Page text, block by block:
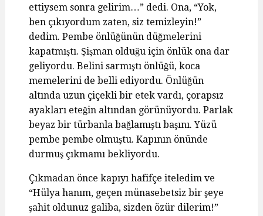
ettiysem sonra gelirim…” dedi. Ona, “Yok,
ben çıkıyordum zaten, siz temizleyin!”
dedim. Pembe önlüğünün düğmelerini
kapatmıştı. Şişman olduğu için önlük ona dar
geliyordu. Belini sarmıştı önlüğü, koca
memelerini de belli ediyordu. Önlüğün
altında uzun çiçekli bir etek vardı, çorapsız
ayakları eteğin altından görünüyordu. Parlak
beyaz bir türbanla bağlamıştı başını. Yüzü
pembe pembe olmuştu. Kapının önünde
durmuş çıkmamı bekliyordu.
Çıkmadan önce kapıyı hafifçe iteledim ve
“Hülya hanım, geçen münasebetsiz bir şeye
şahit oldunuz galiba, sizden özür dilerim!”